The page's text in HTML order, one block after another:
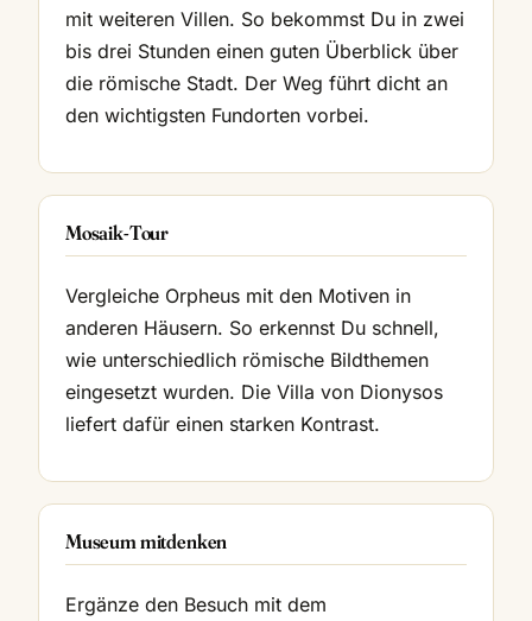
mit weiteren Villen. So bekommst Du in zwei
bis drei Stunden einen guten Überblick über
die römische Stadt. Der Weg führt dicht an
den wichtigsten Fundorten vorbei.
Mosaik-Tour
Vergleiche Orpheus mit den Motiven in
anderen Häusern. So erkennst Du schnell,
wie unterschiedlich römische Bildthemen
eingesetzt wurden. Die Villa von Dionysos
liefert dafür einen starken Kontrast.
Museum mitdenken
Ergänze den Besuch mit dem